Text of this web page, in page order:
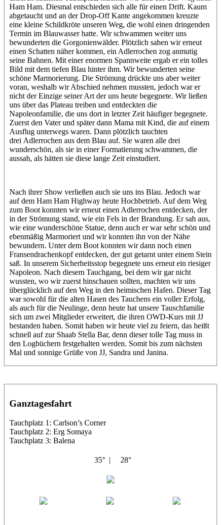
Ham Ham. Diesmal entschieden sich alle für einen Drift. Kaum
abgetaucht und an der Drop-Off Kante angekommen kreuzte
eine kleine Schildkröte unseren Weg, die wohl einen dringenden
Termin im Blauwasser hatte. Wir schwammen weiter uns
bewunderten die Gorgonienwälder. Plötzlich sahen wir erneut
einen Schatten näher kommen, ein Adlerrochen zog anmutig
seine Bahnen. Mit einer enormen Spannweite ergab er ein tolles
Bild mit dem tiefen Blau hinter ihm. Wir bewunderten seine
schöne Marmorierung. Die Strömung drückte uns aber weiter
voran, weshalb wir Abschied nehmen mussten, jedoch war er
nicht der Einzige seiner Art der uns heute begegnete. Wir ließen
uns über das Plateau treiben und entdeckten die
Napoleonfamilie, die uns dort in letzter Zeit häufiger begegnete.
Zuerst den Vater und später dann Mama mit Kind, die auf einem
Ausflug unterwegs waren. Dann plötzlich tauchten
drei Adlerrochen aus dem Blau auf. Sie waren alle drei
wunderschön, als sie in einer Formatierung schwammen, die
aussah, als hätten sie diese lange Zeit einstudiert.
Nach ihrer Show verließen auch sie uns ins Blau. Jedoch war
auf dem Ham Ham Highway heute Hochbetrieb. Auf dem Weg
zum Boot konnten wir erneut einen Adlerrochen entdecken, der
in der Strömung stand, wie ein Fels in der Brandung. Er sah aus,
wie eine wunderschöne Statue, denn auch er war sehr schön und
ebenmäßig Marmoriert und wir konnten ihn von der Nähe
bewundern. Unter dem Boot konnten wir dann noch einen
Fransendrachenkopf entdecken, der gut getarnt unter einem Stein
saß. In unserem Sicherheitsstop begegnete uns erneut ein riesiger
Napoleon. Nach diesem Tauchgang, bei dem wir gar nicht
wussten, wo wir zuerst hinschauen sollten, machten wir uns
überglücklich auf den Weg in den heimischen Hafen. Dieser Tag
war sowohl für die alten Hasen des Tauchens ein voller Erfolg,
als auch für die Neulinge, denn heute hat unsere Tauschfamilie
sich um zwei Mitglieder erweitert, die ihren OWD-Kurs mit JJ
bestanden haben. Somit haben wir heute viel zu feiern, das heißt
schnell auf zur Shaab Stella Bar, denn dieser tolle Tag muss in
den Logbüchern festgehalten werden. Somit bis zum nächsten
Mal und sonnige Grüße von JJ, Sandra und Janina.
Ganztagesfahrt
Tauchplatz 1: Carlson’s Corner
Tauchplatz 2: Erg Somaya
Tauchplatz 3: Balena
35° | 28°